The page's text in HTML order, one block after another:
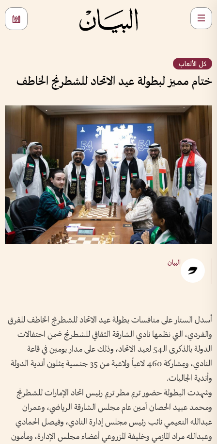
كل الألعاب
ختام مميز لبطولة عيد الاتحاد للشطرنج الخاطف
البيان
أسدل الستار على منافسات بطولة عيد الاتحاد للشطرنج الخاطف للفرق
والفردي، التي نظمها نادي الشارقة الثقافي للشطرنج ضمن احتفالات
الدولة بالذكرى الـ54 لعيد الاتحاد، وذلك على مدار يومين في قاعة
النادي، وبمشاركة 460 لاعباً ولاعبة من 35 جنسية يمثلون أندية الدولة
وأندية الجاليات.
وشهدت البطولة حضور تريم مطر تريم رئيس اتحاد الإمارات للشطرنج
ومحمد عبيد الحصان أمين عام مجلس الشارقة الرياضي، وعمران
عبدالله النعيمي نائب رئيس مجلس إدارة النادي، وفيصل الحمادي
وعبدالله مراد المازمي وخليفة المزروعي أعضاء مجلس الإدارة، ومأمون